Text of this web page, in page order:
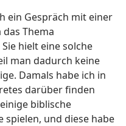
ein Gespräch mit einer
Thema
hielt eine solche
man dadurch keine
Damals habe ich in
darüber finden
biblische
spielen, und diese habe